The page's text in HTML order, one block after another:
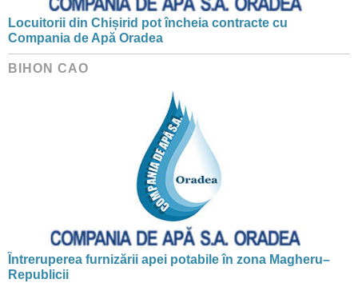
Locuitorii din Chișirid pot încheia contracte cu
Compania de Apă Oradea
BIHON CAO
Întreruperea furnizării apei potabile în zona Magheru–
Republicii